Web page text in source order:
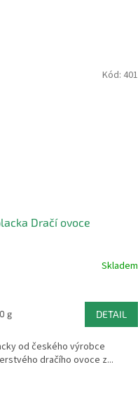
Dračí ovoce
Skladem
g DETAIL
od českého výrobce
dračího ovoce z...
Kód: 401